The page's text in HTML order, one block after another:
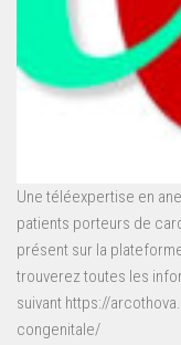
Une téléexpertise en
patients porteurs de
présent sur la
trouverez toutes les
suivant https://
congenitale/